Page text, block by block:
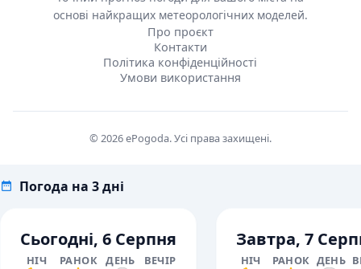
основі найкращих метеорологічних моделей.
Про проєкт
Контакти
Політика конфіденційності
Умови використання
© 2026 ePogoda. Усі права захищені.
Погода на 3 дні
Сьогодні, 6 Серпня
НІЧ РАНОК ДЕНЬ ВЕЧІР
Завтра, 7
НІЧ РАНОК ДЕНЬ